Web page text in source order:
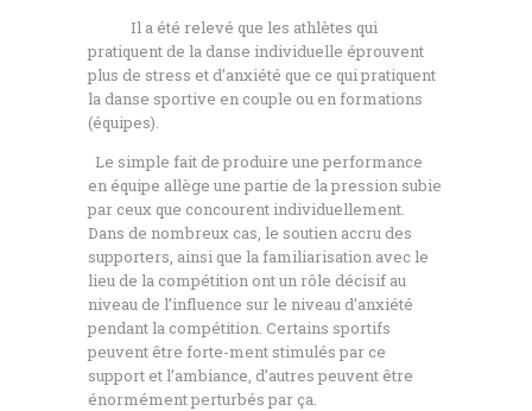
Il a été relevé que les athlètes qui
pratiquent de la danse individuelle éprouvent
plus de stress et d’anxiété que ce qui pratiquent
la danse sportive en couple ou en formations
(équipes).
Le simple fait de produire une performance
en équipe allège une partie de la pression subie
par ceux que concourent individuellement.
Dans de nombreux cas, le soutien accru des
supporters, ainsi que la familiarisation avec le
lieu de la compétition ont un rôle décisif au
niveau de l’influence sur le niveau d’anxiété
pendant la compétition. Certains sportifs
peuvent être forte-ment stimulés par ce
support et l’ambiance, d’autres peuvent être
énormément perturbés par ça.